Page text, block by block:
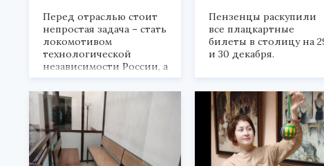
Перед отраслью стоит
непростая задача – стать
локомотивом
технологической
независимости России, а
для этого требуется
восстановить
полноценный комплекс
станкостроительной
промышленности.
Пензенцы раскупили
все плацкартные
билеты в столицу на
и 30 декабря.